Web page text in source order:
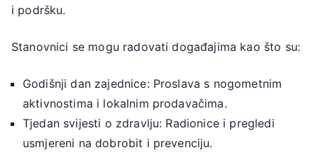
i podršku.
Stanovnici se mogu radovati događajima kao što su:
Godišnji dan zajednice: Proslava s nogometnim
aktivnostima i lokalnim prodavačima.
Tjedan svijesti o zdravlju: Radionice i pregledi
usmjereni na dobrobit i prevenciju.